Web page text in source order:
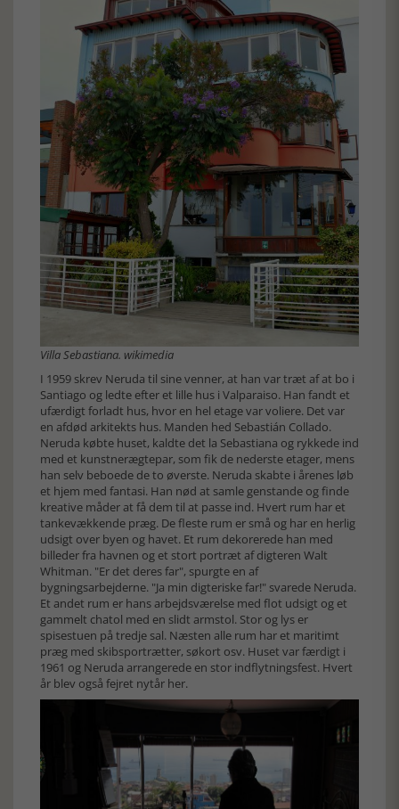
Villa Sebastiana. wikimedia
I 1959 skrev Neruda til sine venner, at han var træt af at bo i
Santiago og ledte efter et lille hus i Valparaiso. Han fandt et
ufærdigt forladt hus, hvor en hel etage var voliere. Det var
en afdød arkitekts hus. Manden hed Sebastián Collado.
Neruda købte huset, kaldte det la Sebastiana og rykkede ind
med et kunstnerægtepar, som fik de nederste etager, mens
han selv beboede de to øverste. Neruda skabte i årenes løb
et hjem med fantasi. Han nød at samle genstande og finde
kreative måder at få dem til at passe ind. Hvert rum har et
tankevækkende præg. De fleste rum er små og har en herlig
udsigt over byen og havet. Et rum dekorerede han med
billeder fra havnen og et stort portræt af digteren Walt
Whitman. "Er det deres far", spurgte en af
bygningsarbejderne. "Ja min digteriske far!" svarede Neruda.
Et andet rum er hans arbejdsværelse med flot udsigt og et
gammelt chatol med en slidt armstol. Stor og lys er
spisestuen på tredje sal. Næsten alle rum har et maritimt
præg med skibsportrætter, søkort osv. Huset var færdigt i
1961 og Neruda arrangerede en stor indflytningsfest. Hvert
år blev også fejret nytår her.